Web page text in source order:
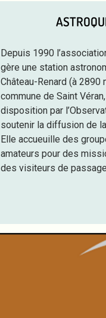
Depuis 1990
gère une station
Château-Renard (à 2890
commune de Saint
disposition par
soutenir la diffusion de
Elle accueuille des
amateurs pour des
des visiteurs de